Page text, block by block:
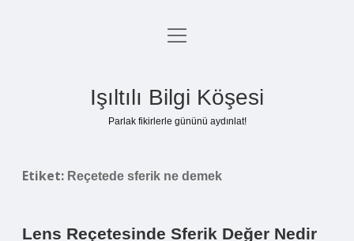
Anasayfa
Yasal Uyarı
menüyü
Işıltılı Bilgi Köşesi
Parlak fikirlerle gününü aydınlat!
Etiket: Reçetede sferik ne demek
Lens Reçetesinde Sferik Değer Nedir